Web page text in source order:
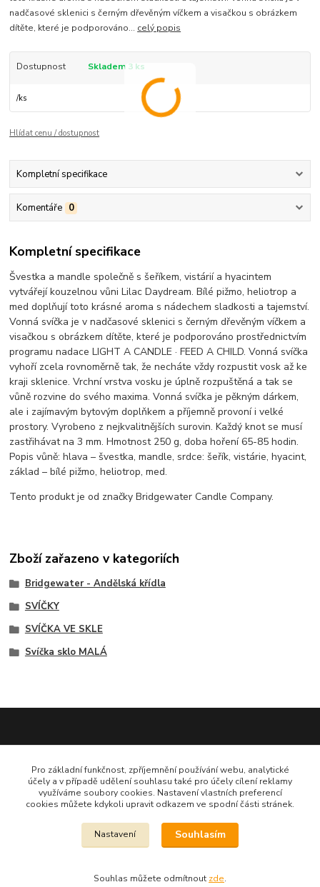
nadčasové sklenici s černým dřevěným víčkem a visačkou s obrázkem
dítěte, které je podporováno... celý popis
Dostupnost Skladem 3 ks
/ks
Hlídat cenu / dostupnost
Kompletní specifikace
Komentáře 0
Kompletní specifikace
Švestka a mandle společně s šeříkem, vistárií a hyacintem
vytvářejí kouzelnou vůni Lilac Daydream. Bílé pižmo, heliotrop a
med doplňují toto krásné aroma s nádechem sladkosti a tajemství.
Vonná svíčka je v nadčasové sklenici s černým dřevěným víčkem a
visačkou s obrázkem dítěte, které je podporováno prostřednictvím
programu nadace LIGHT A CANDLE · FEED A CHILD. Vonná svíčka
vyhoří zcela rovnoměrně tak, že necháte vždy rozpustit vosk až ke
kraji sklenice. Vrchní vrstva vosku je úplně rozpuštěná a tak se
vůně rozvine do svého maxima. Vonná svíčka je pěkným dárkem,
ale i zajímavým bytovým doplňkem a příjemně provoní i velké
prostory. Vyrobeno z nejkvalitnějších surovin. Každý knot se musí
zastřihávat na 3 mm. Hmotnost 250 g, doba hoření 65-85 hodin.
Popis vůně: hlava – švestka, mandle, srdce: šeřík, vistárie, hyacint,
základ – bílé pižmo, heliotrop, med.
Tento produkt je od značky Bridgewater Candle Company.
Zboží zařazeno v kategoriích
Bridgewater - Andělská křídla
SVÍČKY
SVÍČKA VE SKLE
Svíčka sklo MALÁ
Dekora Styl - Jahodová
Jahodová Veronika
721312944
Pro základní funkčnost, zpříjemnění používání webu, analytické
účely a v případě udělení souhlasu také pro účely cílení reklamy
využíváme soubory cookies. Nastavení vlastních preferencí
cookies můžete kdykoli upravit odkazem ve spodní části stránek.
Nastavení Souhlasím
Souhlas můžete odmítnout zde.